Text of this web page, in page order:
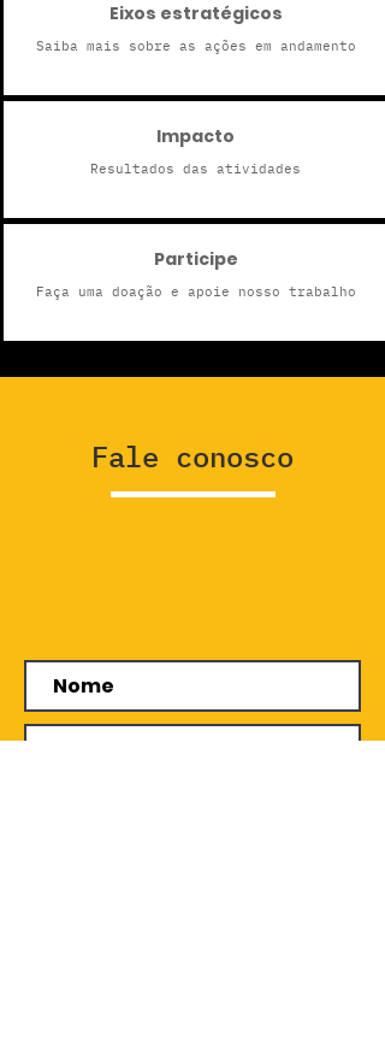
Eixos estratégicos
Saiba mais sobre as ações em andamento
Impacto
Resultados das atividades
Participe
Faça uma doação e apoie nosso trabalho
Fale conosco